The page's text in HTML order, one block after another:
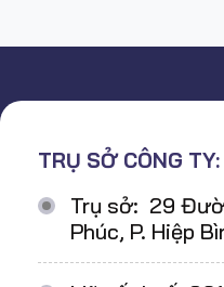
TRỤ SỞ CÔNG TY:
Trụ sở: 29
Phúc, P. Hiệp